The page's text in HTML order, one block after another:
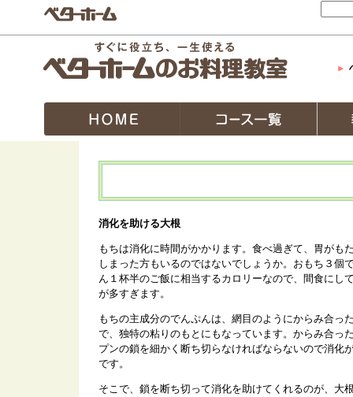
消化を助ける大根
もちは消化に時間がかかります。食べ過ぎて、胃がも
しまった方もいるのではないでしょうか。おもち３個
ん１杯半のご飯に相当するカロリーなので、間食にし
が多すぎます。
もちの主成分のでんぷんは、網目のようにからみ合っ
で、独特の粘りのもとにもなっています。からみ合っ
プンの鎖を細かく断ち切らなければならないので消化
です。
そこで、鎖を断ち切って消化を助けてくれるのが、大